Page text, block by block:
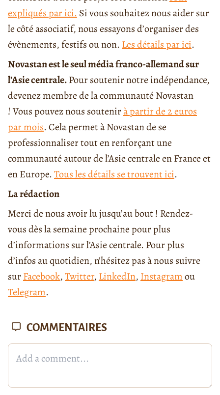
expliqués par ici. Si vous souhaitez nous aider sur
le côté associatif, nous essayons d’organiser des
évènements, festifs ou non. Les détails par ici.
Novastan est le seul média franco-allemand sur
l’Asie centrale.Pour soutenir notre indépendance,
devenez membre de la communauté Novastan
! Vous pouvez nous soutenirà partir de 2 euros
par mois. Cela permet à Novastan de se
professionnaliser tout en renforçant une
communauté autour de l’Asie centrale en France et
en Europe.Tous les détails se trouvent ici.
La rédaction
Merci de nous avoir lu jusqu’au bout ! Rendez-
vous dès la semaine prochaine pour plus
d’informations sur l’Asie centrale. Pour plus
d’infos au quotidien, n’hésitez pas à nous suivre
surFacebook,Twitter, LinkedIn, Instagramou
Telegram.
COMMENTAIRES